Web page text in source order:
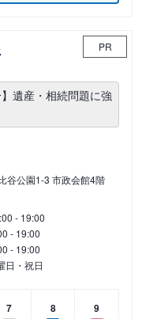
PR
遺産・相続問題に強
谷公園1-3 市政会館4階
- 19:00
- 19:00
- 19:00
日・祝日
7
8
9